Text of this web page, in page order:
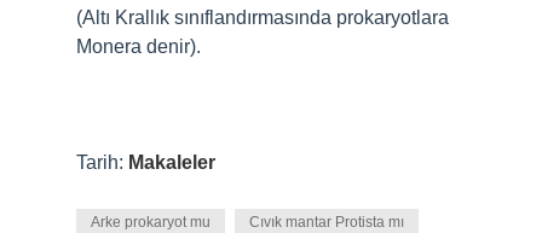
(Altı Krallık sınıflandırmasında prokaryotlara
Monera denir).
Tarih: Makaleler
Arke prokaryot mu Cıvık mantar Protista mı